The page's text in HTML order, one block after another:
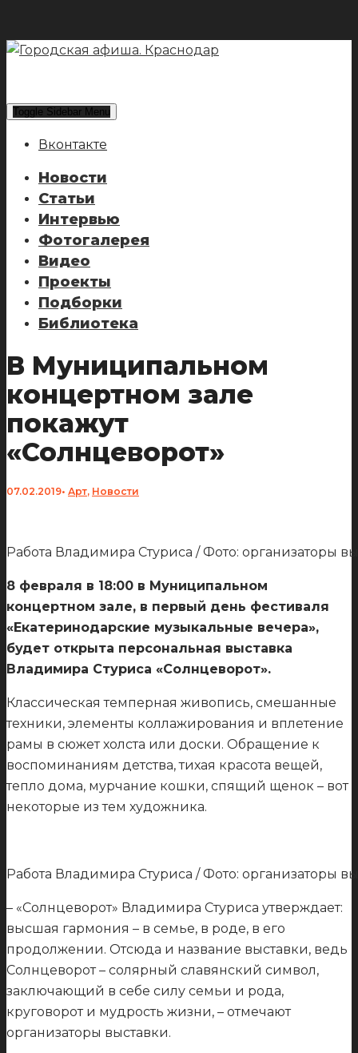
Toggle Sidebar Menu
Вконтакте
Новости
Статьи
Интервью
Фотогалерея
Видео
Проекты
Подборки
Библиотека
В Муниципальном
концертном зале
покажут
«Солнцеворот»
07.02.2019• Арт, Новости
Работа Владимира Стуриса / Фото: организаторы
8 февраля в 18:00 в Муниципальном
концертном зале, в первый день фестиваля
«Екатеринодарские музыкальные вечера»,
будет открыта персональная выставка
Владимира Стуриса «Солнцеворот».
Классическая темперная живопись, смешанные
техники, элементы коллажирования и вплетение
рамы в сюжет холста или доски. Обращение к
воспоминаниям детства, тихая красота вещей,
тепло дома, мурчание кошки, спящий щенок – вот
некоторые из тем художника.
Работа Владимира Стуриса / Фото: организаторы
– «Солнцеворот» Владимира Стуриса утверждает:
высшая гармония – в семье, в роде, в его
продолжении. Отсюда и название выставки, ведь
Солнцеворот – солярный славянский символ,
заключающий в себе силу семьи и рода,
круговорот и мудрость жизни, – отмечают
организаторы выставки.